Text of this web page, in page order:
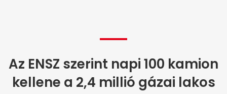
Az ENSZ szerint napi 100 kamion
kellene a 2,4 millió gázai lakos